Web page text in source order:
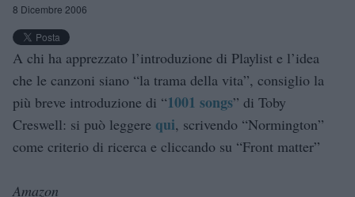
8 Dicembre 2006
A chi ha apprezzato l’introduzione di Playlist e l’idea
che le canzoni siano “la trama della vita”, consiglio la
più breve introduzione di “1001 songs” di Toby
Creswell: si può leggere qui, scrivendo “Normington”
come criterio di ricerca e cliccando su “Front matter”
Amazon